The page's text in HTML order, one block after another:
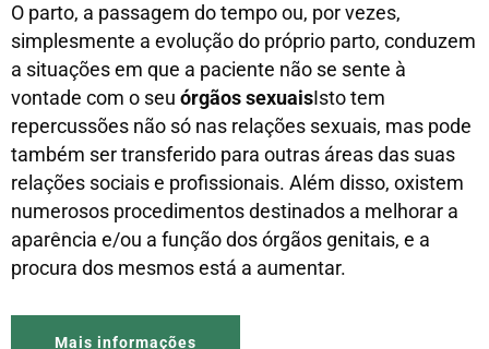
O parto, a passagem do tempo ou, por vezes,
simplesmente a evolução do próprio parto, conduzem
a situações em que a paciente não se sente à
vontade com o seu órgãos sexuaisIsto tem
repercussões não só nas relações sexuais, mas pode
também ser transferido para outras áreas das suas
relações sociais e profissionais. Além disso, oxistem
numerosos procedimentos destinados a melhorar a
aparência e/ou a função dos órgãos genitais, e a
procura dos mesmos está a aumentar.
Mais informações